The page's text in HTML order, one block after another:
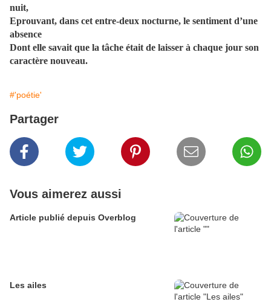
nuit,
Eprouvant, dans cet entre-deux nocturne, le sentiment d’une
absence
Dont elle savait que la tâche était de laisser à chaque jour son
caractère nouveau.
#'poétie'
Partager
Vous aimerez aussi
Article publié depuis Overblog
Les ailes